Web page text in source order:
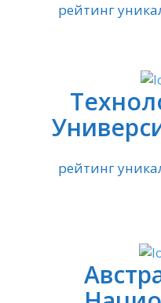
рейтинг
рейтинг